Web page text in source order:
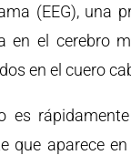
(EEG), una
en el cerebro
en el cuero
es
que aparece en